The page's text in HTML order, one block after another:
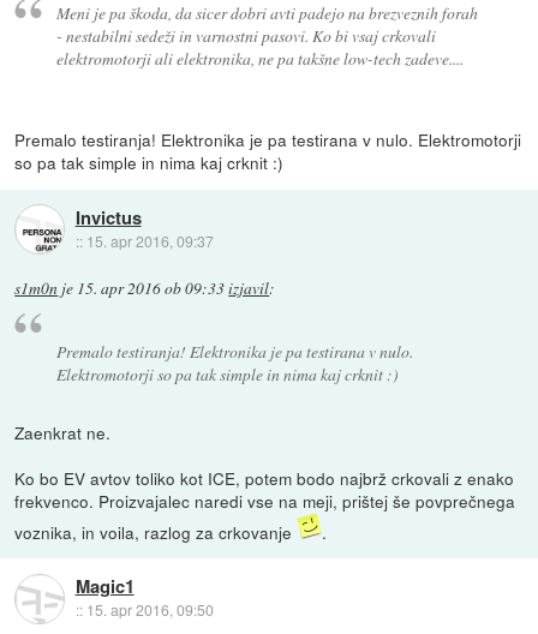
Meni je pa škoda, da sicer dobri avti padejo na brezveznih forah
- nestabilni sedeži in varnostni pasovi. Ko bi vsaj crkovali
elektromotorji ali elektronika, ne pa takšne low-tech zadeve....
Premalo testiranja! Elektronika je pa testirana v nulo. Elektromotorji
so pa tak simple in nima kaj crknit :)
Invictus
:: 15. apr 2016, 09:37
s1m0n je 15. apr 2016 ob 09:33izjavil:
Premalo testiranja! Elektronika je pa testirana v nulo.
Elektromotorji so pa tak simple in nima kaj crknit :)
Zaenkrat ne.
Ko bo EV avtov toliko kot ICE, potem bodo najbrž crkovali z enako
frekvenco. Proizvajalec naredi vse na meji, prištej še povprečnega
voznika, in voila, razlog za crkovanje
.
Magic1
:: 15. apr 2016, 09:50